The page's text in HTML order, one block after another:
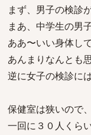
まず、男子の検診
まあ、中学生の男
ああ〜いい身体し
あんまりなんとも
逆に女子の検診に
保健室は狭いので
一回に３０人くら